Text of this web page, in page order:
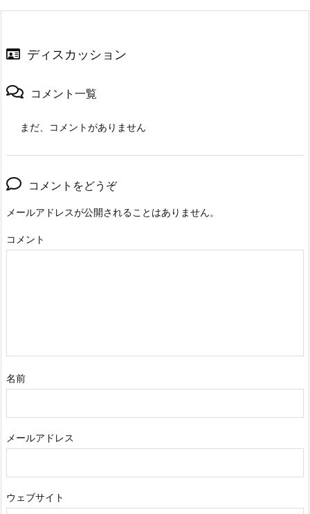
ディスカッション
コメント一覧
まだ、コメントがありません
コメントをどうぞ
メールアドレスが公開されることはありません。
コメント
名前
メールアドレス
ウェブサイト